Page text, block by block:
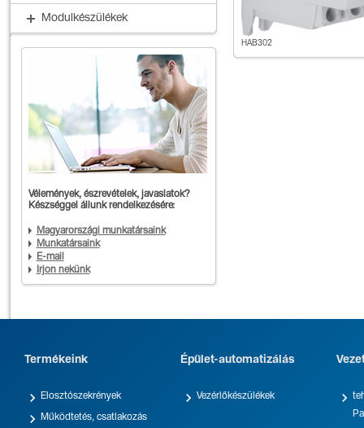
Modulkészülékek
Vélemények, észrevételek, javaslatok?
Készséggel állunk rendelkezésére:
Magyarországi munkatársaink
Munkatársaink
E-mail
Írjon nekünk
HAB302
Termékeink
 Elosztószekrények
 Működtetés, csatlakozás
Épület-automatizálás
 Vezérlőkészülékek 